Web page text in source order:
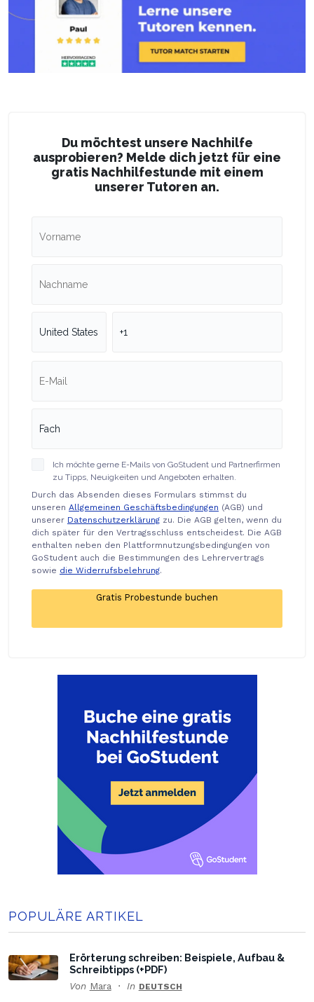
Du möchtest unsere Nachhilfe
ausprobieren? Melde dich jetzt für eine
gratis Nachhilfestunde mit einem
unserer Tutoren an.
Ich möchte gerne E-Mails von GoStudent und Partnerfirmen
zu Tipps, Neuigkeiten und Angeboten erhalten.
Durch das Absenden dieses Formulars stimmst du
unseren Allgemeinen Geschäftsbedingungen (AGB) und
unserer Datenschutzerklärung zu. Die AGB gelten, wenn du
dich später für den Vertragsschluss entscheidest. Die AGB
enthalten neben den Plattformnutzungsbedingungen von
GoStudent auch die Bestimmungen des Lehrervertrags
sowie die Widerrufsbelehrung.
POPULÄRE ARTIKEL
Erörterung schreiben: Beispiele, Aufbau &
Schreibtipps (+PDF)
Von Mara In DEUTSCH